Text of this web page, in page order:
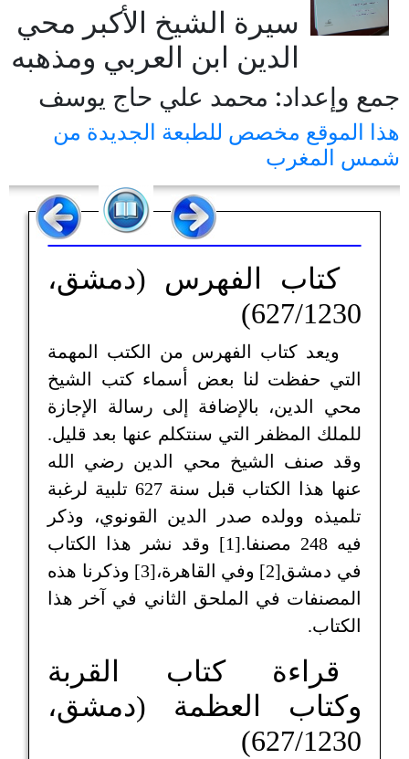
سيرة الشيخ الأكبر محي
الدين ابن العربي ومذهبه
جمع وإعداد: محمد علي حاج يوسف
هذا الموقع مخصص للطبعة الجديدة من
شمس المغرب
كتاب الفهرس (دمشق،
627/1230)
ويعد كتاب الفهرس من الكتب المهمة
التي حفظت لنا بعض أسماء كتب الشيخ
محي الدين، بالإضافة إلى رسالة الإجازة
للملك المظفر التي سنتكلم عنها بعد قليل.
وقد صنف الشيخ محي الدين رضي الله
عنها هذا الكتاب قبل سنة 627 تلبية لرغبة
تلميذه وولده صدر الدين القونوي، وذكر
فيه 248 مصنفا.[1] وقد نشر هذا الكتاب
في دمشق[2] وفي القاهرة،[3] وذكرنا هذه
المصنفات في الملحق الثاني في آخر هذا
الكتاب.
قراءة كتاب القربة
وكتاب العظمة (دمشق،
627/1230)